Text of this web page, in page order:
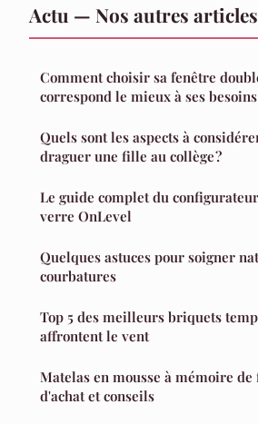
Actu — Nos autres articles
Comment choisir sa fenêtre
correspond le mieux à ses
Quels sont les aspects à
draguer une fille au collège ?
Le guide complet du
verre OnLevel
Quelques astuces pour soigner
courbatures
Top 5 des meilleurs briquets
affrontent le vent
Matelas en mousse à mémoire
d'achat et conseils